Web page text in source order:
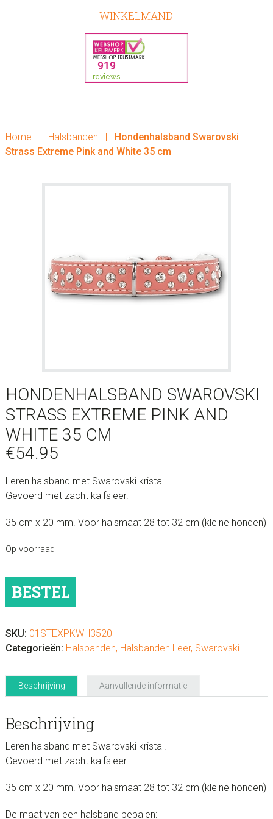
WINKELMAND
Home | Halsbanden |
Hondenhalsband Swarovski
Strass Extreme Pink and White 35 cm
HONDENHALSBAND SWAROVSKI
STRASS EXTREME PINK AND
WHITE 35 CM
€54.95
Leren halsband met Swarovski kristal.
Gevoerd met zacht kalfsleer.
35 cm x 20 mm. Voor halsmaat 28 tot 32 cm (kleine honden)
Op voorraad
Hondenhalsband
Swarovski
Pink
and
35
BESTEL
SKU: 01STEXPKWH3520
Categorieën: Halsbanden, Halsbanden Leer, Swarovski
Beschrijving Aanvullende informatie
Beschrijving
Leren halsband met Swarovski kristal.
Gevoerd met zacht kalfsleer.
35 cm x 20 mm. Voor halsmaat 28 tot 32 cm (kleine honden)
De maat van een halsband bepalen: